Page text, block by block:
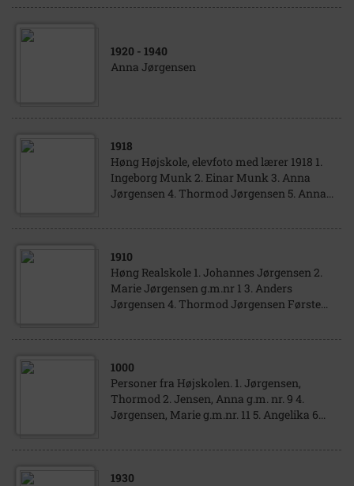
1920 - 1940
Anna Jørgensen
1918
Høng Højskole, elevfoto med lærer 1918 1.
Ingeborg Munk 2. Einar Munk 3. Anna
Jørgensen 4. Thormod Jørgensen 5. Anna...
1910
Høng Realskole 1. Johannes Jørgensen 2.
Marie Jørgensen g.m.nr 1 3. Anders
Jørgensen 4. Thormod Jørgensen Første...
1000
Personer fra Højskolen. 1. Jørgensen,
Thormod 2. Jensen, Anna g.m. nr. 9 4.
Jørgensen, Marie g.m.nr. 11 5. Angelika 6...
1930